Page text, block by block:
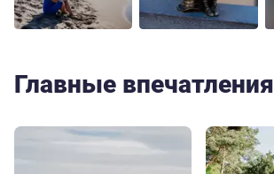
Главные впечатления